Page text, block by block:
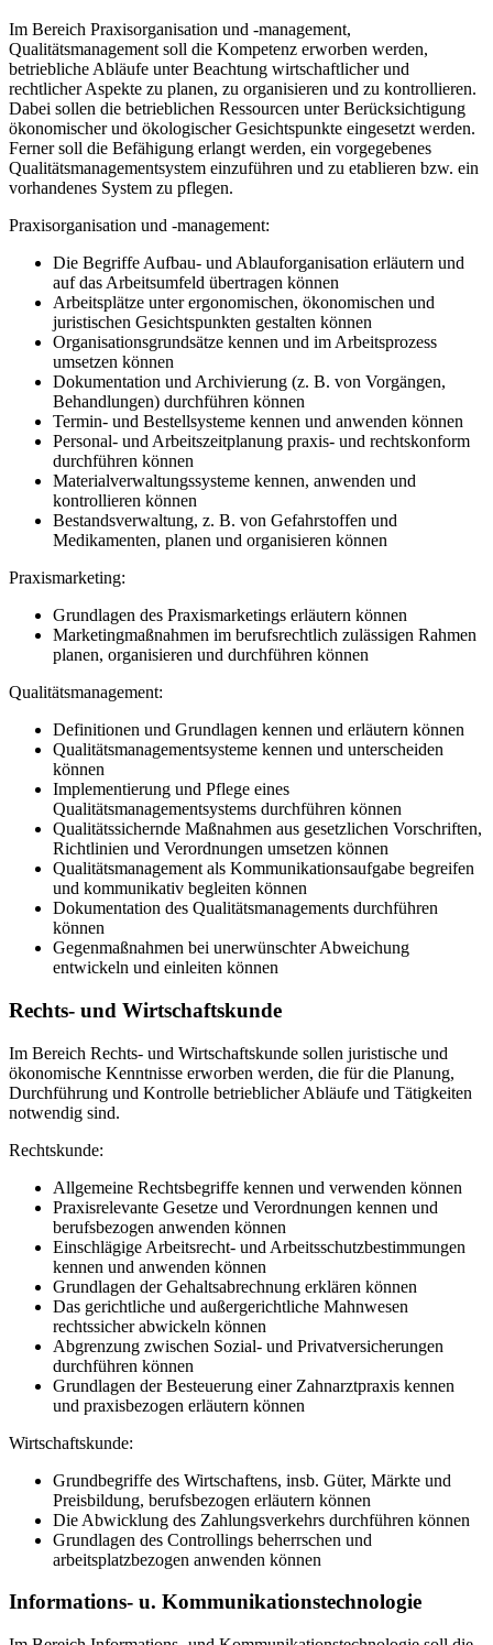
Im Bereich Praxisorganisation und -management,
Qualitätsmanagement soll die Kompetenz erworben werden,
betriebliche Abläufe unter Beachtung wirtschaftlicher und
rechtlicher Aspekte zu planen, zu organisieren und zu kontrollieren.
Dabei sollen die betrieblichen Ressourcen unter Berücksichtigung
ökonomischer und ökologischer Gesichtspunkte eingesetzt werden.
Ferner soll die Befähigung erlangt werden, ein vorgegebenes
Qualitätsmanagementsystem einzuführen und zu etablieren bzw. ein
vorhandenes System zu pflegen.
Praxisorganisation und -management:
Die Begriffe Aufbau- und Ablauforganisation erläutern und
auf das Arbeitsumfeld übertragen können
Arbeitsplätze unter ergonomischen, ökonomischen und
juristischen Gesichtspunkten gestalten können
Organisationsgrundsätze kennen und im Arbeitsprozess
umsetzen können
Dokumentation und Archivierung (z. B. von Vorgängen,
Behandlungen) durchführen können
Termin- und Bestellsysteme kennen und anwenden können
Personal- und Arbeitszeitplanung praxis- und rechtskonform
durchführen können
Materialverwaltungssysteme kennen, anwenden und
kontrollieren können
Bestandsverwaltung, z. B. von Gefahrstoffen und
Medikamenten, planen und organisieren können
Praxismarketing:
Grundlagen des Praxismarketings erläutern können
Marketingmaßnahmen im berufsrechtlich zulässigen Rahmen
planen, organisieren und durchführen können
Qualitätsmanagement:
Definitionen und Grundlagen kennen und erläutern können
Qualitätsmanagementsysteme kennen und unterscheiden
können
Implementierung und Pflege eines
Qualitätsmanagementsystems durchführen können
Qualitätssichernde Maßnahmen aus gesetzlichen Vorschriften,
Richtlinien und Verordnungen umsetzen können
Qualitätsmanagement als Kommunikationsaufgabe begreifen
und kommunikativ begleiten können
Dokumentation des Qualitätsmanagements durchführen
können
Gegenmaßnahmen bei unerwünschter Abweichung
entwickeln und einleiten können
Rechts- und Wirtschaftskunde
Im Bereich Rechts- und Wirtschaftskunde sollen juristische und
ökonomische Kenntnisse erworben werden, die für die Planung,
Durchführung und Kontrolle betrieblicher Abläufe und Tätigkeiten
notwendig sind.
Rechtskunde:
Allgemeine Rechtsbegriffe kennen und verwenden können
Praxisrelevante Gesetze und Verordnungen kennen und
berufsbezogen anwenden können
Einschlägige Arbeitsrecht- und Arbeitsschutzbestimmungen
kennen und anwenden können
Grundlagen der Gehaltsabrechnung erklären können
Das gerichtliche und außergerichtliche Mahnwesen
rechtssicher abwickeln können
Abgrenzung zwischen Sozial- und Privatversicherungen
durchführen können
Grundlagen der Besteuerung einer Zahnarztpraxis kennen
und praxisbezogen erläutern können
Wirtschaftskunde:
Grundbegriffe des Wirtschaftens, insb. Güter, Märkte und
Preisbildung, berufsbezogen erläutern können
Die Abwicklung des Zahlungsverkehrs durchführen können
Grundlagen des Controllings beherrschen und
arbeitsplatzbezogen anwenden können
Informations- u. Kommunikationstechnologie